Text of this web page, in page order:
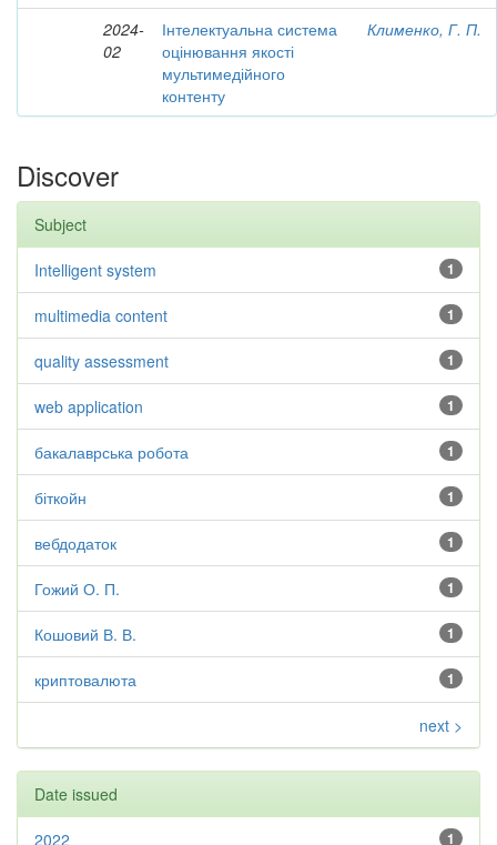
2024-
02
Інтелектуальна система
оцінювання якості
мультимедійного
контенту
Клименко, Г. П.
Discover
Subject
1
Intelligent system
1
multimedia content
1
quality assessment
1
web application
1
бакалаврська робота
1
біткойн
1
вебдодаток
1
Гожий О. П.
1
Кошовий В. В.
1
криптовалюта
next >
Date issued
1
2022